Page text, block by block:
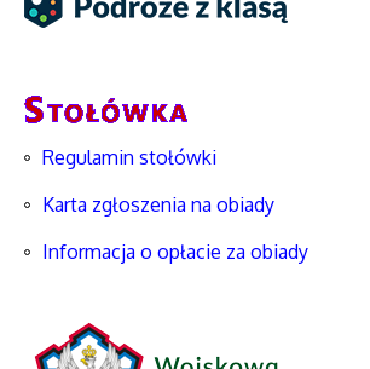
Regulamin stołówki
Karta zgłoszenia na obiady
Informacja o opłacie za obiady